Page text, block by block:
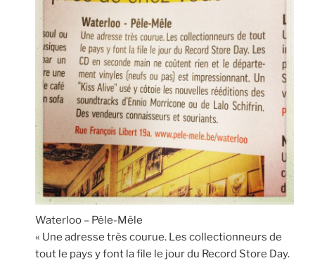
Waterloo – Pêle-Mêle
« Une adresse très courue. Les collectionneurs de
tout le pays y font la file le jour du Record Store Day.